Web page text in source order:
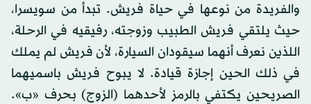
والفريدة من نوعها في حياة فريش. تبدأ من سويسرا،
حيث يلتقي فريش الطبيب وزوجته، رفيقيه في الرحلة،
اللذين نعرف أنهما سيقودان السيارة، لأن فريش لم يملك
في ذلك الحين إجازة قيادة. لا يبوح فريش باسميهما
الصريحين يكتفي بالرمز لأحدهما (الزوج) بحرف «ب».